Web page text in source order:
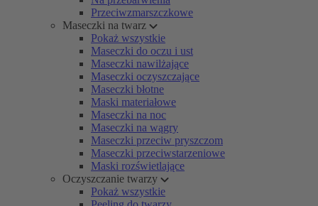
Przeciwzmarszczkowe
Maseczki na twarz
Pokaż wszystkie
Maseczki do oczu i ust
Maseczki nawilżające
Maseczki oczyszczające
Maseczki błotne
Maski materiałowe
Maseczki na noc
Maseczki na wągry
Maseczki przeciw pryszczom
Maseczki przeciwstarzeniowe
Maski rozświetlające
Oczyszczanie twarzy
Pokaż wszystkie